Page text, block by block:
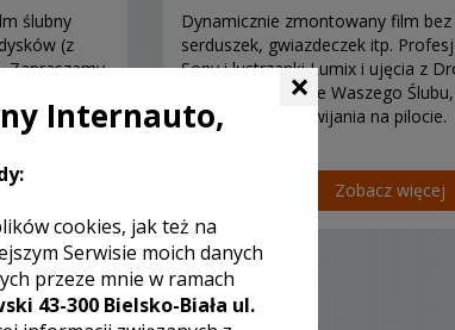
ślubny
(z
Zapraszamy
Dynamicznie zmontowany film
serduszek, gwiazdeczek itp.
Sony i lustrzanki Lumix i ujęcia z
nam zmontowanie Waszego
oglądać bez przewijania na pilocie.
Zobacz więcej
×
Internauto,
cookies, jak też na
Serwisie moich danych
przeze mnie w ramach
43-300 Bielsko-Biała ul.